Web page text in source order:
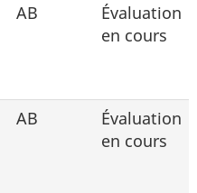
AB
Évaluation
en cours
AB
Évaluation
en cours